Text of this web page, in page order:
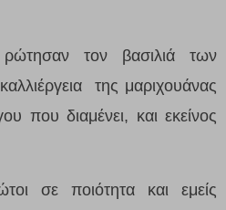
ρώτησαν τον βασιλιά των
της μαριχουάνας
που διαμένει, και εκείνος
σε ποιότητα και εμείς